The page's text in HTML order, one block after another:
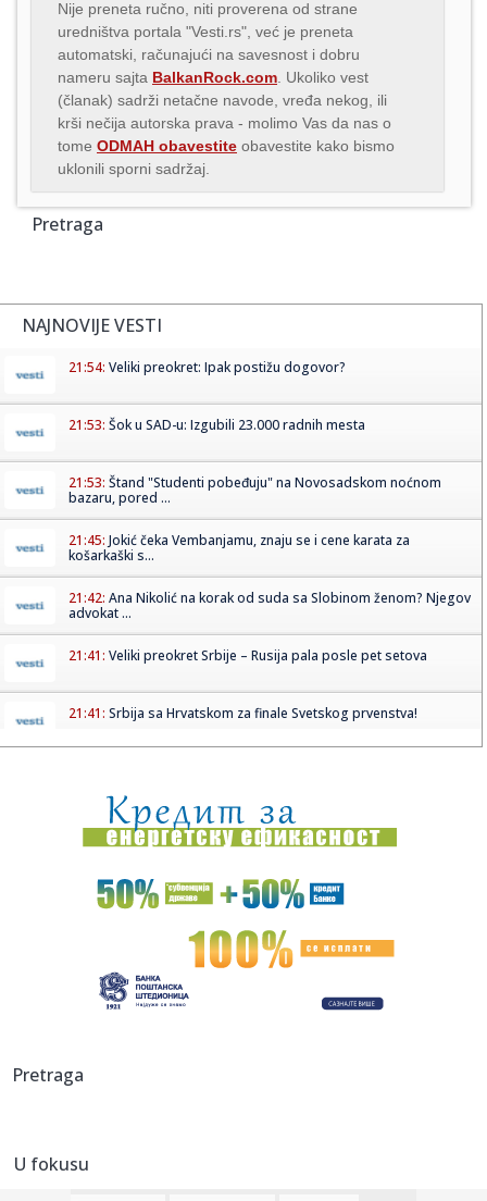
Nije preneta ručno, niti proverena od strane
uredništva portala "Vesti.rs", već je preneta
automatski, računajući na savesnost i dobru
nameru sajta BalkanRock.com . Ukoliko vest
(članak) sadrži netačne navode, vređa nekog, ili
krši nečija autorska prava - molimo Vas da nas o
tome ODMAH obavestite obavestite kako bismo
uklonili sporni sadržaj.
Pretraga
NAJNOVIJE VESTI
21:54: Veliki preokret: Ipak postižu dogovor?
21:53: Šok u SAD-u: Izgubili 23.000 radnih mesta
21:53: Štand "Studenti pobeđuju" na Novosadskom noćnom
bazaru, pored ...
21:45: Jokić čeka Vembanjamu, znaju se i cene karata za
košarkaški s...
21:42: Ana Nikolić na korak od suda sa Slobinom ženom? Njegov
advokat ...
21:41: Veliki preokret Srbije – Rusija pala posle pet setova
21:41: Srbija sa Hrvatskom za finale Svetskog prvenstva!
21:34:Ferrari testira novu verziju modela Purosangue
21:34:Knežević: "Prva odluka koju ću doneti kao premijer biće
otpri...
MUP apelovao na posetioce Sabora trubača u Guči: Ne
21:31:Litvanija srušila Srbiju na startu Evrobasketa – dominirao
dr...
21:27:
Pretraga
U fokusu